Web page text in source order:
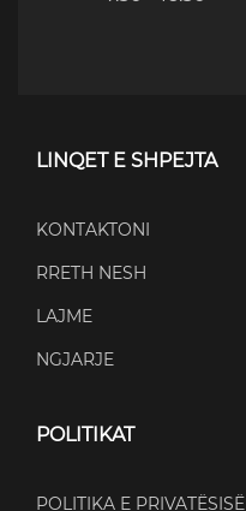
LINQET E SHPEJTA
KONTAKTONI
RRETH NESH
LAJME
NGJARJE
POLITIKAT
POLITIKA E PRIVATËSISË